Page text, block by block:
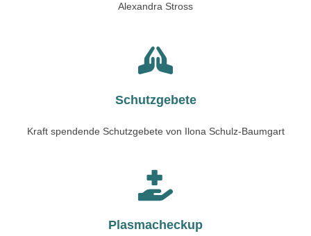
Alexandra Stross
Schutzgebete
Kraft spendende Schutzgebete von Ilona Schulz-Baumgart
Plasmacheckup